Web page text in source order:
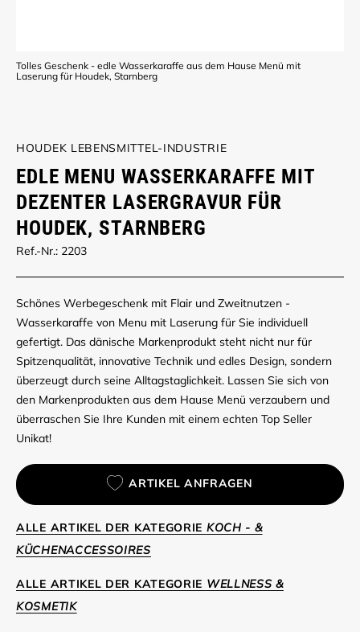
Tolles Geschenk - edle Wasserkaraffe aus dem Hause Menü mit
Laserung für Houdek, Starnberg
HOUDEK LEBENSMITTEL-INDUSTRIE
EDLE MENU WASSERKARAFFE MIT
DEZENTER LASERGRAVUR FÜR
HOUDEK, STARNBERG
Ref.-Nr.: 2203
Schönes Werbegeschenk mit Flair und Zweitnutzen -
Wasserkaraffe von Menu mit Laserung für Sie individuell
gefertigt. Das dänische Markenprodukt steht nicht nur für
Spitzenqualität, innovative Technik und edles Design, sondern
überzeugt durch seine Alltagstaglichkeit. Lassen Sie sich von
den Markenprodukten aus dem Hause Menü verzaubern und
überraschen Sie Ihre Kunden mit einem echten Top Seller
Unikat!
ARTIKEL ANFRAGEN
ALLE ARTIKEL DER KATEGORIE KOCH - &
KÜCHENACCESSOIRES
ALLE ARTIKEL DER KATEGORIE WELLNESS &
KOSMETIK